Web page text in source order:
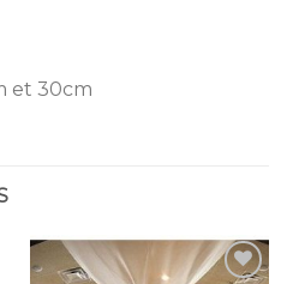
et 30cm